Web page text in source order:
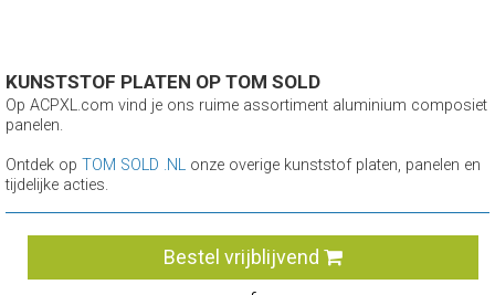
KUNSTSTOF PLATEN OP TOM SOLD
Op ACPXL.com vind je ons ruime assortiment aluminium composiet
panelen.
Ontdek op TOM SOLD .NL onze overige kunststof platen, panelen en
tijdelijke acties.
Bestel vrijblijvend